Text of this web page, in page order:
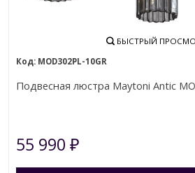
БЫСТРЫЙ
MOD302PL-10GR
Подвесная люстра Maytoni Antic
55 990₽